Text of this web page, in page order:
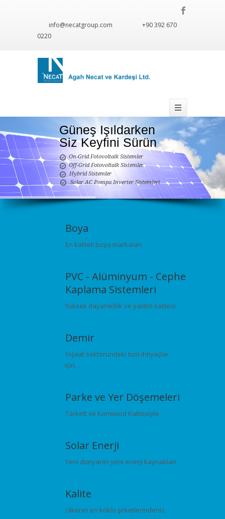
info@necatgroup.com
+90 392 670
0220
Güneş Işıldarken
Siz Keyfini Sürün
On-Grid Fotovoltaik Sistemler
Off-Grid Fotovoltaik Sistemler
Hybrid Sistemler
Solar AC Pompa Inverter Sistemleri
Boya
En kaliteli boya markaları
PVC - Alüminyum - Cephe
Kaplama Sistemleri
Yüksek dayanıklılık ve yalıtım kalitesi
Demir
İnşaat sektöründeki tüm ihtiyaçlar
için…
Parke ve Yer Döşemeleri
Tarkett ve Konwood Kalitesiyle
Solar Enerji
Yeni dünyanin yeni enerji kaynaklari
Kalite
Ülkenin en köklü şirketlerindeniz.